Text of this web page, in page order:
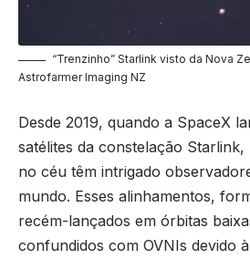
“Trenzinho” Starlink visto da Nova
Astrofarmer Imaging NZ
Desde 2019, quando a SpaceX
satélites da constelação
no céu têm intrigado
mundo. Esses alinhamentos,
recém-lançados em órbitas
confundidos com OVNIs devido